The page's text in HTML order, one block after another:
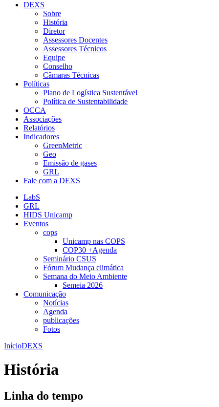
DEXS
Sobre
História
Diretor
Assessores Docentes
Assessores Técnicos
Equipe
Conselho
Câmaras Técnicas
Políticas
Plano de Logística Sustentável
Política de Sustentabilidade
OCCA
Associações
Relatórios
Indicadores
GreenMetric
Geo
Emissão de gases
GRL
Fale com a DEXS
LabS
GRL
HIDS Unicamp
Eventos
cops
Unicamp nas COPS
COP30 +Agenda
Seminário CSUS
Fórum Mudança climática
Semana do Meio Ambiente
Semeia 2026
Comunicação
Notícias
Agenda
publicações
Fotos
InícioDEXS
História
Linha do tempo